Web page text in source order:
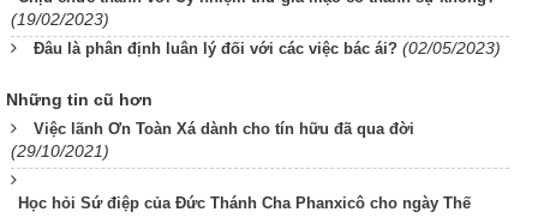
(19/02/2023)
Đâu là phân định luân lý đối với các việc bác ái? (02/05/2023)
Những tin cũ hơn
Việc lãnh Ơn Toàn Xá dành cho tín hữu đã qua đời
(29/10/2021)
Học hỏi Sứ điệp của Đức Thánh Cha Phanxicô cho ngày Thế